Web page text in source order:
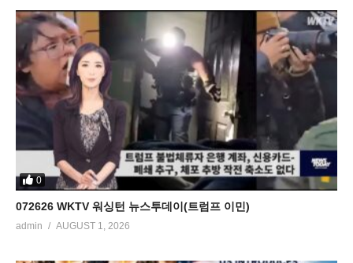
0
072626 WKTV 워싱턴 뉴스투데이(트럼프 이민)
admin AUGUST 1, 2026